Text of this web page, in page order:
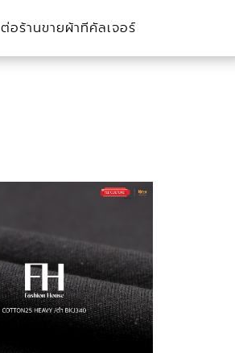
อร้านขายผ้าทีคัลเจอร์